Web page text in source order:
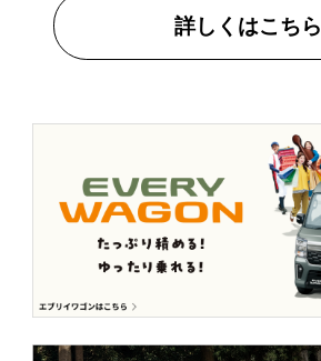
詳しくはこちら